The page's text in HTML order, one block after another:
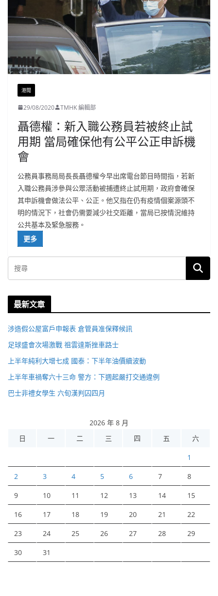
港聞
29/08/2020 TMHK 編輯部
聶德權：新入職公務員若被終止試
用期 當局確保他有公平公正申訴機
會
公務員事務局局長長聶德權今早出席電台節目時間指，若新
入職公務員涉參與公眾活動被捕遭終止試用期，政府會確保
其申訴機會做法公平、公正。他又指在仍有疫情個案源頭不
明的情況下，社會仍需要減少社交距離，當局已按情況維持
公共基本及緊急服務。
更多
最新文章
涉造假公屋富戶申報表 倉管員准保釋候訊
足球盛會次場激戰 祖雲達斯挫車路士
上半年純利大增七成 國泰：下半年油價續波動
上半年車禍奪六十三命 警方：下週起嚴打交通違例
巴士非禮女學生 六旬漢判囚四月
2026 年 8 月
日
一 二 三 四 五 六
1
2 3 4 5 6 7 8
9 10 11 12 13 14 15
16 17 18 19 20 21 22
23 24 25 26 27 28 29
30 31